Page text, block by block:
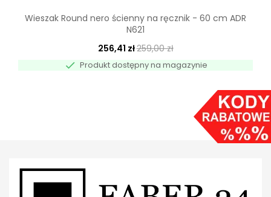
Wieszak Round nero ścienny na ręcznik - 60 cm ADR
N621
256,41 zł259,00 zł
 Produkt dostępny na magazynie